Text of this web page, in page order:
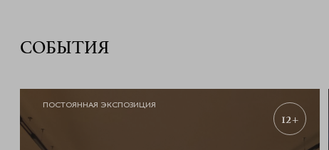
СОБЫТИЯ
ПОСТОЯННАЯ ЭКСПОЗИЦИЯ
12+